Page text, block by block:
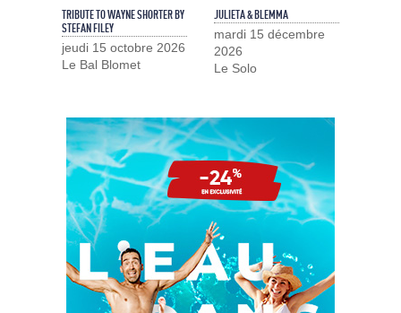
TRIBUTE TO WAYNE SHORTER BY
STEFAN FILEY
jeudi 15 octobre 2026
Le Bal Blomet
JULIETA & BLEMMA
mardi 15 décembre
2026
Le Solo